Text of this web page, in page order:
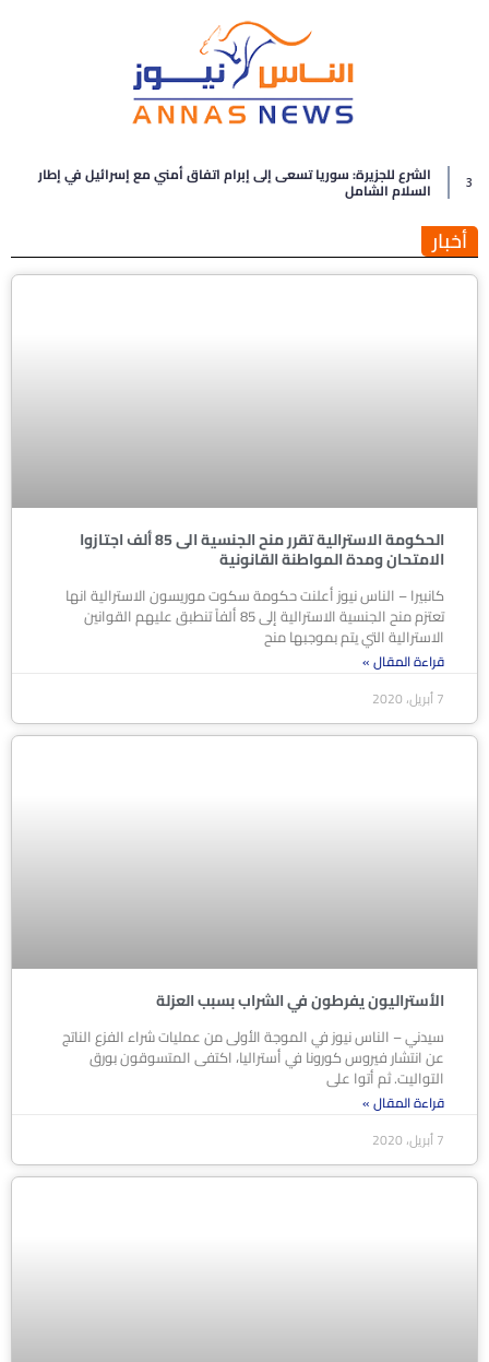
3 الشرع للجزيرة: سوريا تسعى إلى إبرام اتفاق أمني مع إسرائيل في إطار
السلام الشامل
أخبار
الحكومة الاسترالية تقرر منح الجنسية الى 85 ألف اجتازوا
الامتحان ومدة المواطنة القانونية
كانبيرا – الناس نيوز أعلنت حكومة سكوت موريسون الاسترالية انها
تعتزم منح الجنسية الاسترالية إلى 85 ألفاً تنطبق عليهم القوانين
الاسترالية التي يتم بموجبها منح
قراءة المقال »
7 أبريل، 2020
الأستراليون يفرطون في الشراب بسبب العزلة
سيدني – الناس نيوز في الموجة الأولى من عمليات شراء الفزع الناتج
عن انتشار فيروس كورونا في أستراليا، اكتفى المتسوقون بورق
التواليت. ثم أتوا على
قراءة المقال »
7 أبريل، 2020